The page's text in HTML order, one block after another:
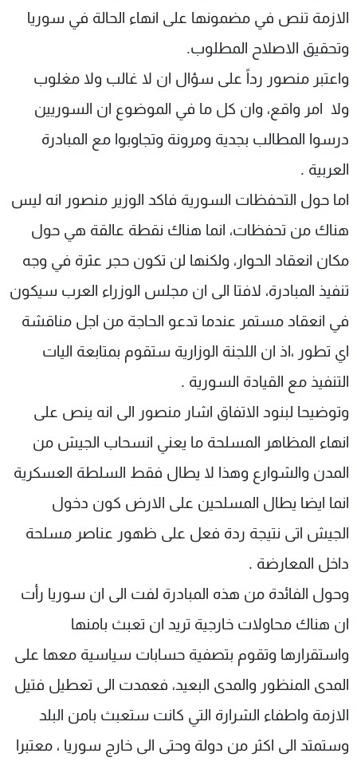
الازمة تنص في مضمونها على انهاء الحالة في سوريا
وتحقيق الاصلاح المطلوب.
واعتبر منصور رداً على سؤال ان لا غالب ولا مغلوب
ولا امر واقع، وان كل ما في الموضوع ان السوريين
درسوا المطالب بجدية ومرونة وتجاوبوا مع المبادرة
العربية .
اما حول التحفظات السورية فاكد الوزير منصور انه ليس
هناك من تحفظات، انما هناك نقطة عالقة هي حول
مكان انعقاد الحوار، ولكنها لن تكون حجر عثرة في وجه
تنفيذ المبادرة، لافتا الى ان مجلس الوزراء العرب سيكون
في انعقاد مستمر عندما تدعو الحاجة من اجل مناقشة
اي تطور ،اذ ان اللجنة الوزارية ستقوم بمتابعة اليات
التنفيذ مع القيادة السورية .
وتوضيحا لبنود الاتفاق اشار منصور الى انه ينص على
انهاء المظاهر المسلحة ما يعني انسحاب الجيش من
المدن والشوارع وهذا لا يطال فقط السلطة العسكرية
انما ايضا يطال المسلحين على الارض كون دخول
الجيش اتى نتيجة ردة فعل على ظهور عناصر مسلحة
داخل المعارضة .
وحول الفائدة من هذه المبادرة لفت الى ان سوريا رأت
ان هناك محاولات خارجية تريد ان تعبث بامنها
واستقرارها وتقوم بتصفية حسابات سياسية معها على
المدى المنظور والمدى البعيد، فعمدت الى تعطيل فتيل
الازمة واطفاء الشرارة التي كانت ستعبث بامن البلد
وستمتد الى اكثر من دولة وحتى الى خارج سوريا ، معتبرا